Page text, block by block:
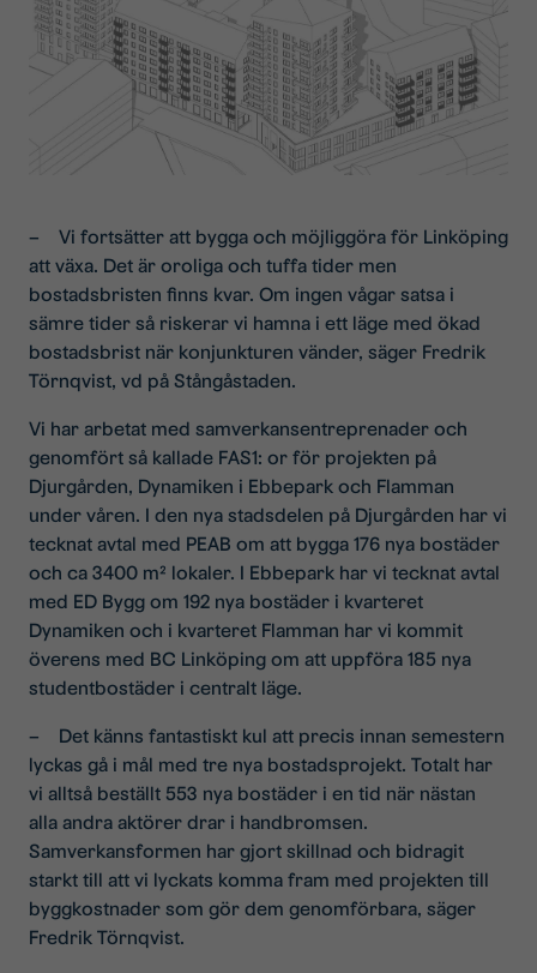
– Vi fortsätter att bygga och möjliggöra för Linköping
att växa. Det är oroliga och tuffa tider men
bostadsbristen finns kvar. Om ingen vågar satsa i
sämre tider så riskerar vi hamna i ett läge med ökad
bostadsbrist när konjunkturen vänder, säger Fredrik
Törnqvist, vd på Stångåstaden.
Vi har arbetat med samverkansentreprenader och
genomfört så kallade FAS1: or för projekten på
Djurgården, Dynamiken i Ebbepark och Flamman
under våren. I den nya stadsdelen på Djurgården har vi
tecknat avtal med PEAB om att bygga 176 nya bostäder
och ca 3400 m² lokaler. I Ebbepark har vi tecknat avtal
med ED Bygg om 192 nya bostäder i kvarteret
Dynamiken och i kvarteret Flamman har vi kommit
överens med BC Linköping om att uppföra 185 nya
studentbostäder i centralt läge.
– Det känns fantastiskt kul att precis innan semestern
lyckas gå i mål med tre nya bostadsprojekt. Totalt har
vi alltså beställt 553 nya bostäder i en tid när nästan
alla andra aktörer drar i handbromsen.
Samverkansformen har gjort skillnad och bidragit
starkt till att vi lyckats komma fram med projekten till
byggkostnader som gör dem genomförbara, säger
Fredrik Törnqvist.